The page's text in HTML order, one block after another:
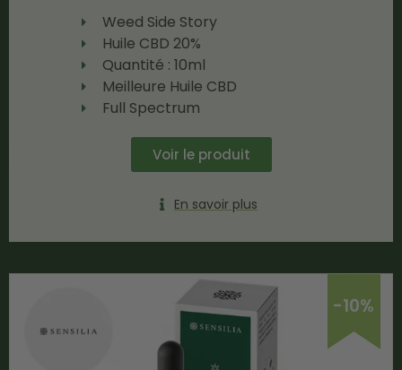
Weed Side Story
Huile CBD 20%
Quantité : 10ml
Meilleure Huile CBD
Full Spectrum
Voir le produit
En savoir plus
-10%